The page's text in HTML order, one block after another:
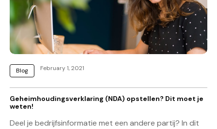
Blog February 1, 2021
Geheimhoudingsverklaring (NDA) opstellen? Dit moet je
weten!
Deel je bedrijfsinformatie met een andere partij? In dit